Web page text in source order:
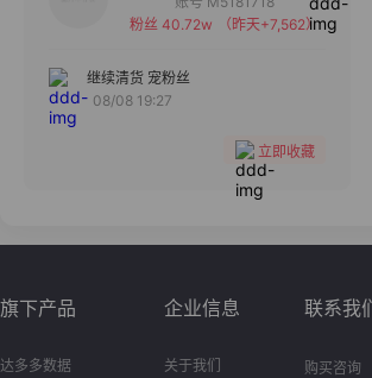
备注
粉丝 40.72w
（昨天+7,562）
继续清货 宠粉丝
08/08 19:27
立即收藏
旗下产品
达多多数据
企业信息
关于我们
联系我
购买咨询